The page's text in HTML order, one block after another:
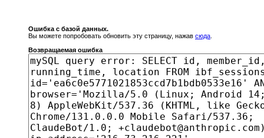
Ошибка с базой данных.
Вы можете попробовать обновить эту страницу, нажав сюда
Возвращаемая ошибка